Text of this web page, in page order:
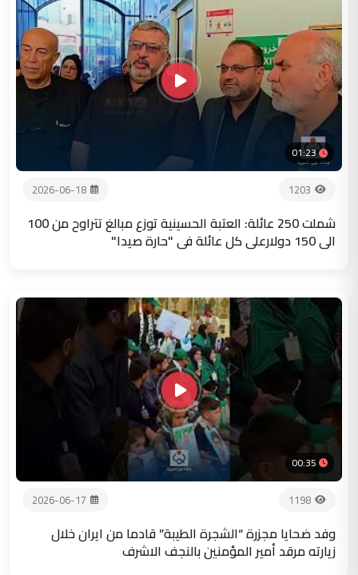
01:23
1203
2026-06-18
شملت 250 عائلة: العتبة الحسينية توزع مبالغ تتراوح من 100
الى 150 دولارعلى كل عائلة في "حارة صيدا"
00:35
1198
2026-06-17
وفد ضحايا مجزرة “الشجرة الطيبة” قادما من ايران خلال
زيارته مرقد أمير المؤمنين بالنجف الاشرف